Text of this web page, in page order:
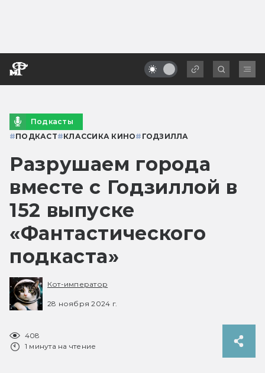
Подкасты
#ПОДКАСТ#КЛАССИКА КИНО# ГОДЗИЛЛА
Разрушаем города
вместе с Годзиллой в
152 выпуске
«Фантастического
подкаста»
Кот-император
28 ноября 2024 г.
408
1 минута на чтение